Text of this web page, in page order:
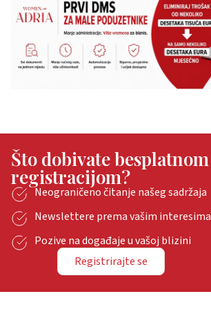
Što dobivate besplatnom
registracijom?
Neograničeno čitanje našeg sadržaja
Newslettere prema vašim interesima
Pozive na događaje u vašoj blizini
Registrirajte se